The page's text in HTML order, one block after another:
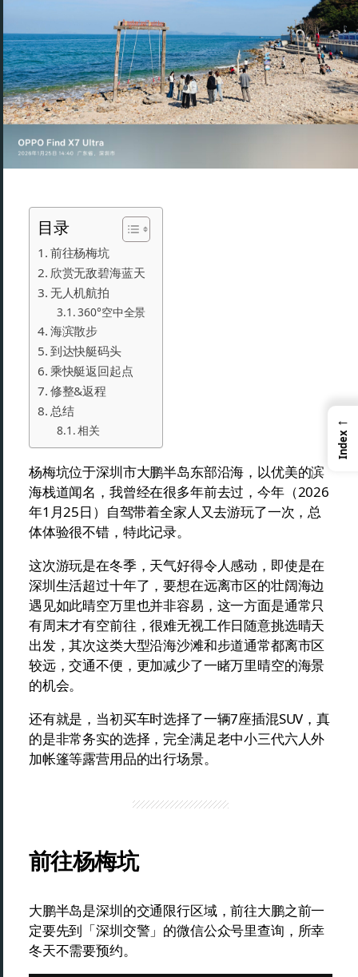
目录
前往杨梅坑
欣赏无敌碧海蓝天
无人机航拍
360°空中全景
海滨散步
到达快艇码头
乘快艇返回起点
修整&返程
总结
相关
杨梅坑位于深圳市大鹏半岛东部沿海，以优美的滨
海栈道闻名，我曾经在很多年前去过，今年（2026
年1月25日）自驾带着全家人又去游玩了一次，总
体体验很不错，特此记录。
这次游玩是在冬季，天气好得令人感动，即使是在
深圳生活超过十年了，要想在远离市区的壮阔海边
遇见如此晴空万里也并非容易，这一方面是通常只
有周末才有空前往，很难无视工作日随意挑选晴天
出发，其次这类大型沿海沙滩和步道通常都离市区
较远，交通不便，更加减少了一睹万里晴空的海景
的机会。
还有就是，当初买车时选择了一辆7座插混SUV，真
的是非常务实的选择，完全满足老中小三代六人外
加帐篷等露营用品的出行场景。
前往杨梅坑
大鹏半岛是深圳的交通限行区域，前往大鹏之前一
定要先到「深圳交警」的微信公众号里查询，所幸
冬天不需要预约。
←
Index